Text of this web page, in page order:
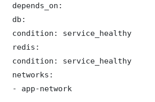
depends_on:
db:
condition: service_healthy
redis:
condition: service_healthy
networks:
- app-network